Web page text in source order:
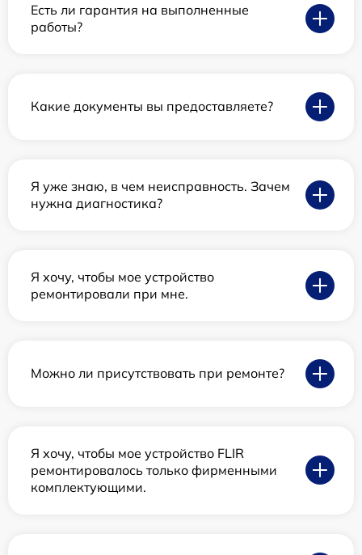
Есть ли гарантия на выполненные
работы?
Какие документы вы предоставляете?
Я уже знаю, в чем неисправность. Зачем
нужна диагностика?
Я хочу, чтобы мое устройство
ремонтировали при мне.
Можно ли присутствовать при ремонте?
Я хочу, чтобы мое устройство FLIR
ремонтировалось только фирменными
комплектующими.